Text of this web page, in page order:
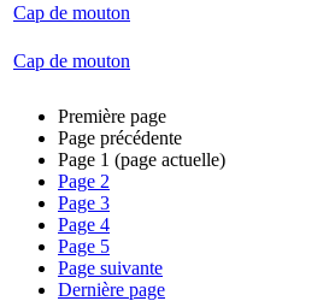
Cap de mouton
Cap de mouton
Première page
Page précédente
Page 1 (page actuelle)
Page 2
Page 3
Page 4
Page 5
Page suivante
Dernière page